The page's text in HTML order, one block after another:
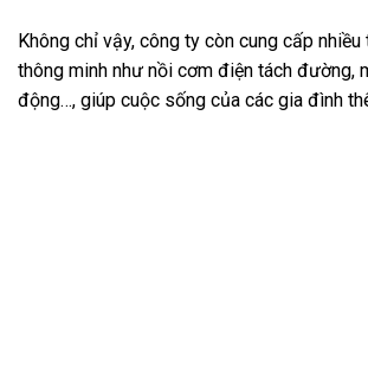
Không chỉ vậy, công ty còn cung cấp
thông minh như nồi cơm điện tách đường,
động…, giúp cuộc sống của các gia đình